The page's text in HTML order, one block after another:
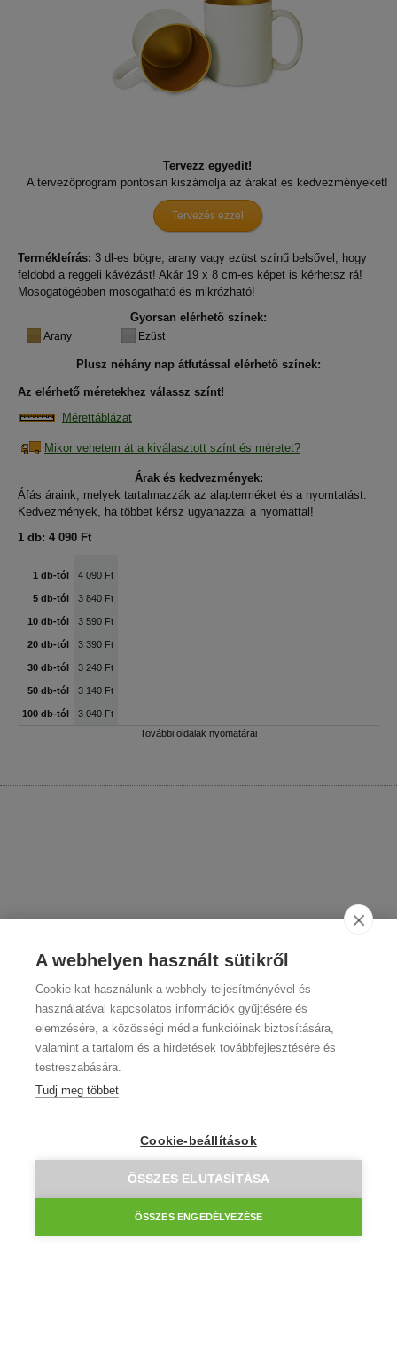
A webhelyen használt sütikről
Cookie-kat használunk a webhely teljesítményével és
használatával kapcsolatos információk gyűjtésére és
elemzésére, a közösségi média funkcióinak biztosítására,
valamint a tartalom és a hirdetések továbbfejlesztésére és
testreszabására.
Tudj meg többet
Cookie-beállítások
ÖSSZES ELUTASÍTÁSA
ÖSSZES ENGEDÉLYEZÉSE
Tervezz egyedit!
A tervezőprogram pontosan kiszámolja az árakat és kedvezményeket!
Tervezés ezzel
Termékleírás: 3 dl-es bögre, arany vagy ezüst színű belsővel, hogy
feldobd a reggeli kávézást! Akár 19 x 8 cm-es képet is kérhetsz rá!
Mosogatógépben mosogatható és mikrózható!
Gyorsan elérhető színek:
Arany Ezüst
Plusz néhány nap átfutással elérhető színek:
Az elérhető méretekhez válassz színt!
Mérettáblázat
Mikor vehetem át a kiválasztott színt és méretet?
Árak és kedvezmények:
Áfás áraink, melyek tartalmazzák az alapterméket és a nyomtatást.
Kedvezmények, ha többet kérsz ugyanazzal a nyomattal!
1 db: 4 090 Ft
1 db-tól
5 db-tól
10 db-tól
20 db-tól
30 db-tól
50 db-tól
100 db-tól
4 090 Ft
3 840 Ft
3 590 Ft
3 390 Ft
3 240 Ft
3 140 Ft
3 040 Ft
További oldalak nyomatárai
Augusztus 8.-án szombaton a gyártás és az ügyfélszolgálat
szombati nyitvatartás szerint tartanak nyitva/zárva!